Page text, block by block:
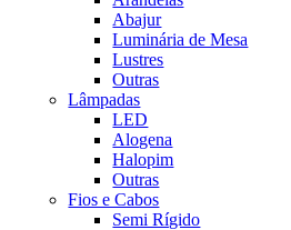
Abajur
Luminária de Mesa
Lustres
Outras
Lâmpadas
LED
Alogena
Halopim
Outras
Fios e Cabos
Semi Rígido